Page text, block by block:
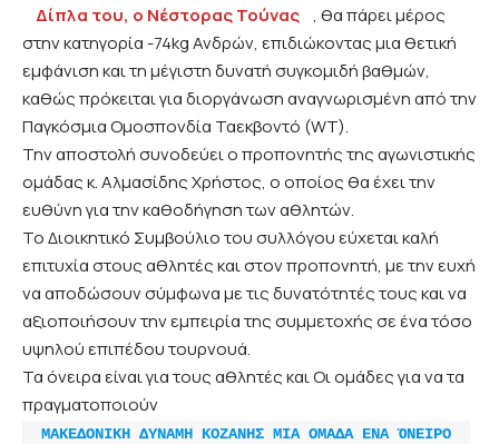
Δίπλα του, ο Νέστορας Τούνας , θα πάρει μέρος
στην κατηγορία -74kg Ανδρών, επιδιώκοντας μια θετική
εμφάνιση και τη μέγιστη δυνατή συγκομιδή βαθμών,
καθώς πρόκειται για διοργάνωση αναγνωρισμένη από την
Παγκόσμια Ομοσπονδία Ταεκβοντό (WT).
Την αποστολή συνοδεύει ο προπονητής της αγωνιστικής
ομάδας κ. Αλμασίδης Χρήστος, ο οποίος θα έχει την
ευθύνη για την καθοδήγηση των αθλητών.
Το Διοικητικό Συμβούλιο του συλλόγου εύχεται καλή
επιτυχία στους αθλητές και στον προπονητή, με την ευχή
να αποδώσουν σύμφωνα με τις δυνατότητές τους και να
αξιοποιήσουν την εμπειρία της συμμετοχής σε ένα τόσο
υψηλού επιπέδου τουρνουά.
Τα όνειρα είναι για τους αθλητές και Οι ομάδες για να τα
πραγματοποιούν
ΜΑΚΕΔΟΝΙΚΗ ΔΥΝΑΜΗ ΚΟΖΑΝΗΣ ΜΙΑ ΟΜΑΔΑ ΕΝΑ ΌΝΕΙΡΟ